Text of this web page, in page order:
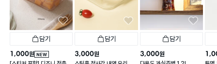
담기
NEW
1,000원
담기
3,000원
담기
3,000원